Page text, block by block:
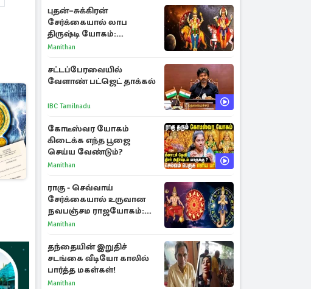
புதன்–சுக்கிரன்
சேர்க்கையால் லாப
திருஷ்டி யோகம்:
அதிர்ஷ்டம் பெறும் டாப் 3
Manithan
சட்டப்பேரவையில்
வேளாண் பட்ஜெட் தாக்கல்
IBC Tamilnadu
கோடீஸ்வர யோகம்
கிடைக்க எந்த பூஜை
செய்ய வேண்டும்?
Manithan
ராகு - செவ்வாய்
சேர்க்கையால் உருவான
நவபஞ்சம ராஜயோகம்:
அதிர்ஷ்டம் பெறும் 3
Manithan
தந்தையின் இறுதிச்
சடங்கை வீடியோ காலில்
பார்த்த மகள்கள்!
Manithan